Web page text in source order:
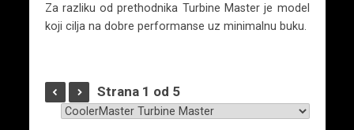
Za razliku od prethodnika Turbine Master je model
koji cilja na dobre performanse uz minimalnu buku.
Strana 1 od 5